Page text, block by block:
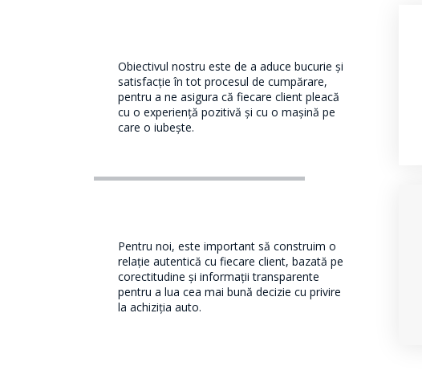
Obiectivul nostru este de a aduce bucurie și
satisfacție în tot procesul de cumpărare,
pentru a ne asigura că fiecare client pleacă
cu o experiență pozitivă și cu o mașină pe
care o iubește.
Pentru noi, este important să construim o
relație autentică cu fiecare client, bazată pe
corectitudine și informații transparente
pentru a lua cea mai bună decizie cu privire
la achiziția auto.